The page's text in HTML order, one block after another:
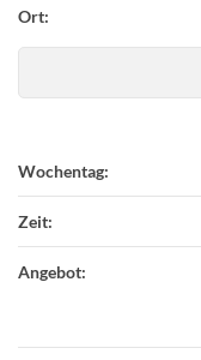
Ort:
Wochentag:
Zeit:
Angebot: